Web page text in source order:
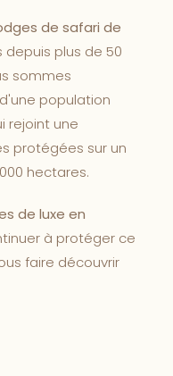
de safari de
plus de 50
sommes
population
rejoint une
protégées sur un
hectares.
de luxe en
à protéger ce
faire découvrir